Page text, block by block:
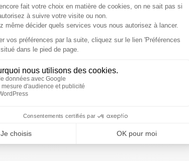
jour... Émission du 7 août 2026
du jour... Émission du 6 août 2026